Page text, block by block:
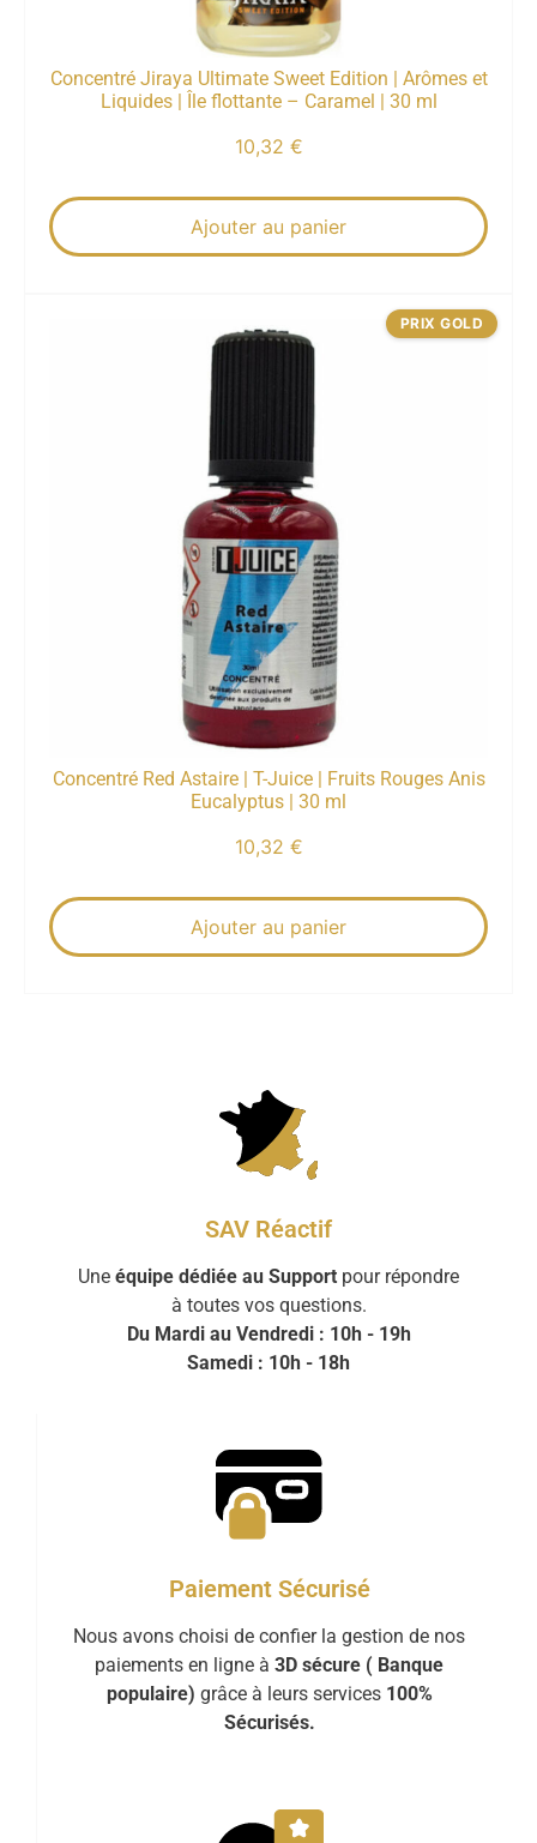
Concentré Jiraya Ultimate Sweet Edition | Arômes et
Liquides | Île flottante – Caramel | 30 ml
10,32 €
Ajouter au panier
Concentré Red Astaire | T-Juice | Fruits Rouges Anis
Eucalyptus | 30 ml
10,32 €
Ajouter au panier
PRIX GOLD
SAV Réactif
Une équipe dédiée au Support pour répondre
à toutes vos questions.
Du Mardi au Vendredi : 10h - 19h
Samedi : 10h - 18h
Paiement Sécurisé
Nous avons choisi de confier la gestion de nos
paiements en ligne à 3D sécure ( Banque
populaire) grâce à leurs services 100%
Sécurisés.